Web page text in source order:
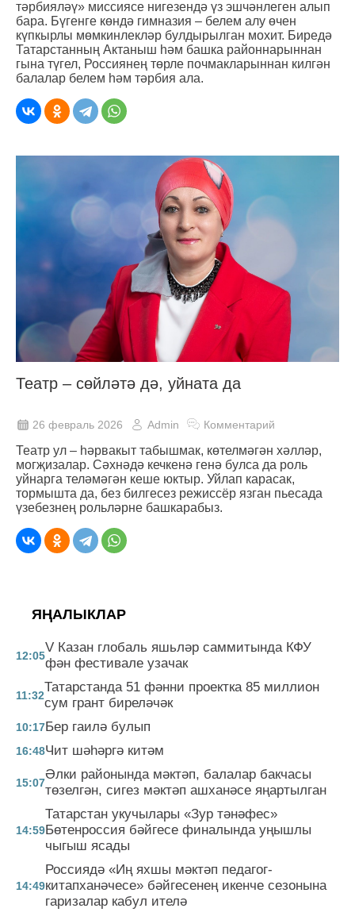
тәрбияләү» миссиясе нигезендә үз эшчәнлеген алып
бара. Бүгенге көндә гимназия – белем алу өчен
күпкырлы мөмкинлекләр булдырылган мохит. Биредә
Татарстанның Актаныш һәм башка районнарыннан
гына түгел, Россиянең төрле почмакларыннан килгән
балалар белем һәм тәрбия ала.
Театр – сөйләтә дә, уйната да
26 февраль 2026 Admin Комментарий
Театр ул – һәрвакыт табышмак, көтелмәгән хәлләр,
могҗизалар. Сәхнәдә кечкенә генә булса да роль
уйнарга теләмәгән кеше юктыр. Уйлап карасак,
тормышта да, без билгесез режиссёр язган пьесада
үзебезнең рольләрне башкарабыз.
ЯҢАЛЫКЛАР
12:05
V Казан глобаль яшьләр саммитында КФУ
фән фестивале узачак
11:32
Татарстанда 51 фәнни проектка 85 миллион
сум грант биреләчәк
10:17Бер гаилә булып
16:48Чит шәһәргә китәм
15:07
Әлки районында мәктәп, балалар бакчасы
төзелгән, сигез мәктәп ашханәсе яңартылган
14:59
Татарстан укучылары «Зур тәнәфес»
Бөтенроссия бәйгесе финалында уңышлы
чыгыш ясады
14:49
Россиядә «Иң яхшы мәктәп педагог-
китапханәчесе» бәйгесенең икенче сезонына
гаризалар кабул ителә